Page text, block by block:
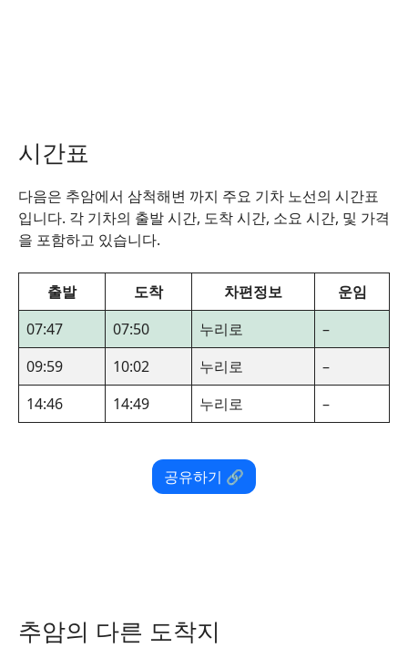
시간표
다음은 추암에서 삼척해변 까지 주요 기차 노선의 시간표
입니다. 각 기차의 출발 시간, 도착 시간, 소요 시간, 및 가격
을 포함하고 있습니다.
출발 도착 차편정보
운임
07:47
07:50 누리로
–
09:59
10:02 누리로
–
14:46
14:49 누리로 –
공유하기 🔗
추암의 다른 도착지